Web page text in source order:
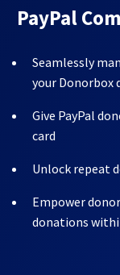
PayPal
Seamlessly
your Donorbox
Give PayPal
card
Unlock repeat
Empower
donations